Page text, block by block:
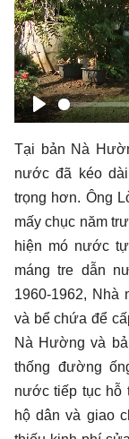
Play
Tại bản Nà
nước đã kéo
trọng hơn. Ông
mấy chục năm
hiện mó nước
máng tre dẫn
1960-1962,
và bể chứa để
Nà Hường và
thống đường
nước tiếp tục hỗ
hộ dân và giao